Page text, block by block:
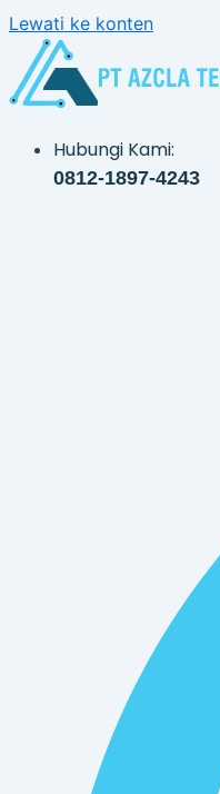
Lewati ke konten
Hubungi Kami:
0812-1897-4243